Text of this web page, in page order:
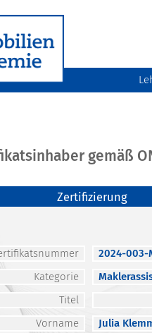
gemäß
Zertifizierung
2024-003-
Kategorie
Titel
Vorname
Julia